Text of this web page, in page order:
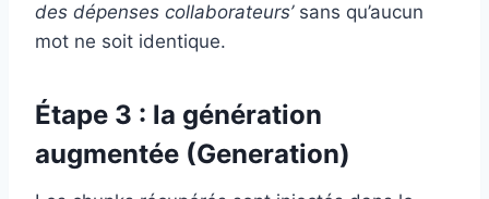
des dépenses collaborateurs’sans qu’aucun
mot ne soit identique.
Étape 3 : la génération
augmentée (Generation)